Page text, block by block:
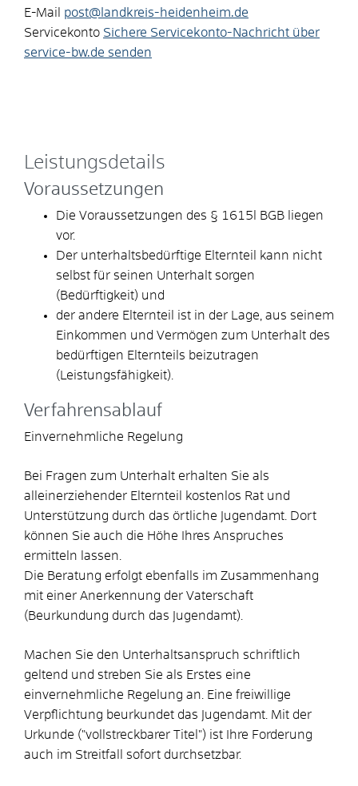
E-Mail
post@landkreis-heidenheim.de
Servicekonto Sichere Servicekonto-Nachricht über
service-bw.de senden
Leistungsdetails
Voraussetzungen
Die Voraussetzungen des § 1615l BGB liegen
vor.
Der unterhaltsbedürftige Elternteil kann nicht
selbst für seinen Unterhalt sorgen
(Bedürftigkeit) und
der andere Elternteil ist in der Lage, aus seinem
Einkommen und Vermögen zum Unterhalt des
bedürftigen Elternteils beizutragen
(Leistungsfähigkeit).
Verfahrensablauf
Einvernehmliche Regelung
Bei Fragen zum Unterhalt erhalten Sie als
alleinerziehender Elternteil kostenlos Rat und
Unterstützung durch das örtliche Jugendamt. Dort
können Sie auch die Höhe Ihres Anspruches
ermitteln lassen.
Die Beratung erfolgt ebenfalls im Zusammenhang
mit einer Anerkennung der Vaterschaft
(Beurkundung durch das Jugendamt).
Machen Sie den Unterhaltsanspruch schriftlich
geltend und streben Sie als Erstes eine
einvernehmliche Regelung an. Eine freiwillige
Verpflichtung beurkundet das Jugendamt. Mit der
Urkunde ("vollstreckbarer Titel") ist Ihre Forderung
auch im Streitfall sofort durchsetzbar.